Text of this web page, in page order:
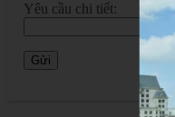
Yêu cầu chi tiết: